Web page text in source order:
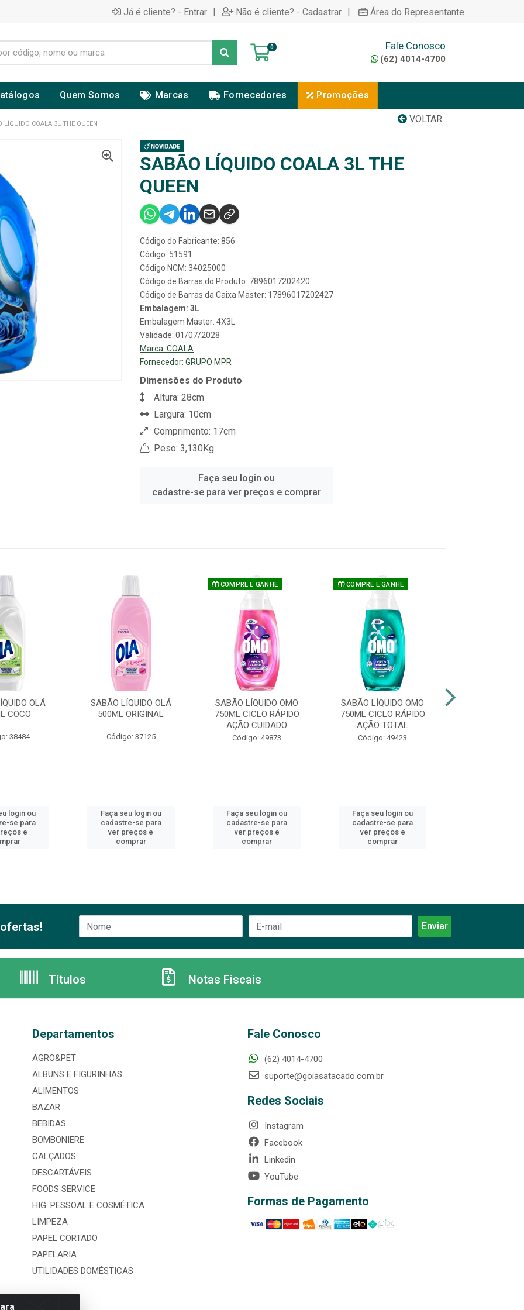
Já é cliente? - Entrar | Não é cliente? - Cadastrar | Área do Representante
0 Fale Conosco
(62) 4014-4700
Quem Somos Marcas Fornecedores Promoções
VOLTAR
LÍQUIDO COALA 3L THE QUEEN
SABÃO LÍQUIDO COALA 3L THE
QUEEN
Código do Fabricante: 856
Código: 51591
Código NCM: 34025000
Código de Barras do Produto: 7896017202420
Código de Barras da Caixa Master: 17896017202427
Embalagem: 3L
Embalagem Master: 4X3L
Validade: 01/07/2028
Marca: COALA
Fornecedor: GRUPO MPR
Dimensões do Produto
Altura: 28cm
Largura: 10cm
Comprimento: 17cm
Peso: 3,130Kg
Faça seu login ou
cadastre-se para ver preços e comprar
OLÁ
COCO
38484
login ou
se para
e
SABÃO LÍQUIDO OLÁ
500ML ORIGINAL
Código: 37125
Faça seu login ou
cadastre-se para
ver preços e
comprar
COMPRE E GANHE
SABÃO LÍQUIDO OMO
750ML CICLO RÁPIDO
AÇÃO CUIDADO
Código: 49873
Faça seu login ou
cadastre-se para
ver preços e
comprar
COMPRE E GANHE
SABÃO LÍQUIDO OMO
750ML CICLO RÁPIDO
AÇÃO TOTAL
Código: 49423
Faça seu login ou
cadastre-se para
ver preços e
comprar
Títulos Notas Fiscais
Departamentos
AGRO&PET
ALBUNS E FIGURINHAS
ALIMENTOS
BAZAR
BEBIDAS
BOMBONIERE
CALÇADOS
DESCARTÁVEIS
FOODS SERVICE
HIG. PESSOAL E COSMÉTICA
LIMPEZA
PAPEL CORTADO
PAPELARIA
UTILIDADES DOMÉSTICAS
Fale Conosco
(62) 4014-4700
suporte@goiasatacado.com.br
Redes Sociais
Instagram
Facebook
Linkedin
YouTube
Formas de Pagamento